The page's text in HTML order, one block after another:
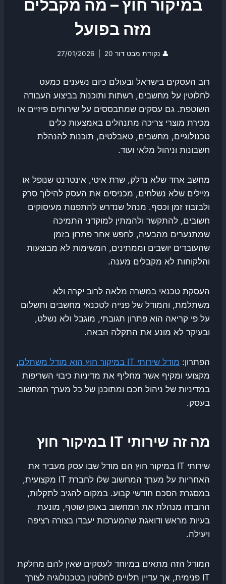
במיקור חוץ – מה מקבלים
מזה בפועל
👤 נקודת מבט דור 20 27/01/2026
רוב העסקים בישראל ובעולם כיום נשענים כמעט
לחלוטין על מחשבים, רשתות ותוכנות בביצוע העבודה
השוטפת. גם עסקים שמתבססים על שירותים פיזיים או
מכירת מוצרי צריכה מתנהלים באמצעות כלים
טכנולוגיים, מחשבים, טאבלטים, תוכנות להנהלת
חשבונות וניהול מלאי ועוד.
מחשב אחד שלא נדלק, שרת איטי, אינטרנט שנופל או
מיילים שלא נשלחים, מכניסים את העסק להילוך סרק
ולבזבוז זמן וכסף. מנהל שנדרש להתפנות מעיסוקים
חשובים, להתקשר ולהמתין למוקדני התמיכה
שמתנערים מהבעיה, לחפש אחר פתרון בזמן
שהעובדים יושבים וממתינים, המשימות לא מבוצעות
והלקוחות לא מקבלים מענה.
העסקת טכנאי במשרה מלאה לרוב יקרה ולא
משתלמת, והמודל של פנייה לטכנאי מחשבים ותשלום
על פי קריאה הוא פתרון תגובתי, מוגבל ולא נשלט,
ובעיקר לא מונע את התקלה הבאה.
הפתרון: מודל שירותי IT במיקור חוץ הוא מודל משתלם
,
מקצועי ומקיף אשר מחליף את מדיניות כיבוי השריפות
במדיניות של ניהול חכם ומתוכנן של כל מערך המחשוב
בעסק.
מה זה שירותי IT במיקור חוץ
שירותי IT במיקור חוץ הם מודל שבו עסק מעביר את
האחריות על מערך המחשוב שלו לחברת IT מקצועית,
במסגרת הסכם חודשי קבוע. במקום להגיב לתקלות,
החברה מנהלת את המחשוב באופן שוטף, מונעת
בעיות מראש ודואגת שהמערכות יעבדו בצורה רציפה
ויעילה.
המודל הזה מתאים במיוחד לעסקים שאין להם מחלקת
IT פנימית, אך עדיין תלויים לחלוטין בטכנולוגיה לצורך